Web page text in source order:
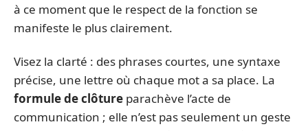
à ce moment que le respect de la fonction se
manifeste le plus clairement.
Visez la clarté : des phrases courtes, une syntaxe
précise, une lettre où chaque mot a sa place. La
formule de clôture parachève l’acte de
communication ; elle n’est pas seulement un geste